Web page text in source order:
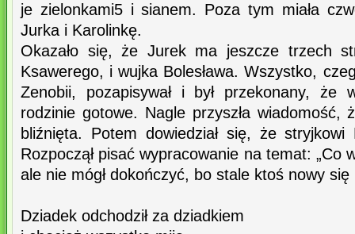
je zielonkami5 i sianem. Poza tym miała
Jurka i Karolinkę.
Okazało się, że Jurek ma jeszcze trzech
Ksawerego, i wujka Bolesława. Wszystko,
Zenobii, pozapisywał i był przekonany, że
rodzinie gotowe. Nagle przyszła wiadomość,
bliźnięta. Potem dowiedział się, że stryjkowi
Rozpoczął pisać wypracowanie na temat: „Co
ale nie mógł dokończyć, bo stale ktoś nowy się
Dziadek odchodził za dziadkiem